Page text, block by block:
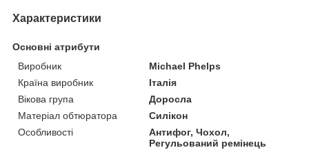
Характеристики
Основні атрибути
Виробник
Michael Phelps
Країна виробник
Італія
Вікова група
Доросла
Матеріал обтюратора
Силікон
Особливості
Антифог, Чохол,
Регульований ремінець